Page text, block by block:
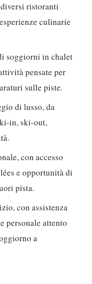
ristoranti
culinarie
soggiorni in chalet
pensate per
sulle piste.
di lusso, da
in, ski-out,
con accesso
e opportunità di
pista.
con assistenza
personale attento
a